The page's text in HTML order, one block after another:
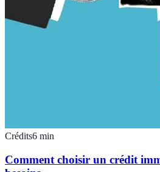
Crédits6 min
Comment choisir un crédit